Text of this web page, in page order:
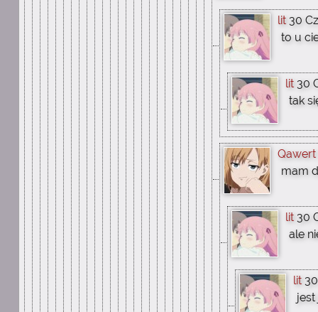
lit 30
to u
lit 30
tak
Qawert
mam
lit 30
ale
lit